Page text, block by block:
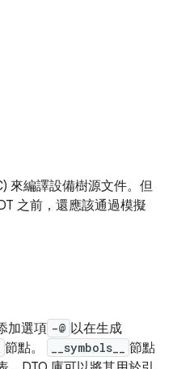
來編譯設備樹源文件。但
之前，還應該通過模擬
加選項 -@ 以在生成
節點。 __symbols__
節點